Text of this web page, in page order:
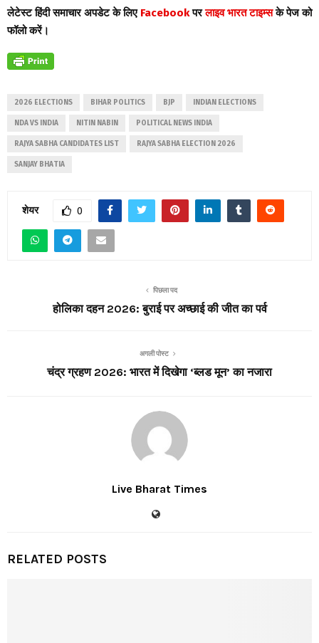
लेटेस्ट हिंदी समाचार अपडेट के लिए Facebookपरलाइव भारत टाइम्सके पेज को
फॉलो करें।
2026 ELECTIONS BIHAR POLITICS BJP INDIAN ELECTIONS
NDA VS INDIA NITIN NABIN POLITICAL NEWS INDIA
RAJYA SABHA CANDIDATES LIST RAJYA SABHA ELECTION 2026
SANJAY BHATIA
शेयर 0
पिछला पद
होलिका दहन 2026: बुराई पर अच्छाई की जीत का पर्व
अगली पोस्ट
चंद्र ग्रहण 2026: भारत में दिखेगा ‘ब्लड मून’ का नजारा
Live Bharat Times
RELATED POSTS